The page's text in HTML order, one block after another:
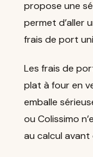
propose une
permet d’aller
frais de port
Les frais de
plat à four en
emballe
ou Colissimo
au calcul